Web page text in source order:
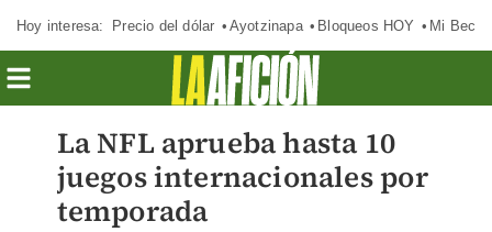
Hoy interesa: Precio del dólar Ayotzinapa Bloqueos HOY Mi Beca
La NFL aprueba hasta 10
juegos internacionales por
temporada